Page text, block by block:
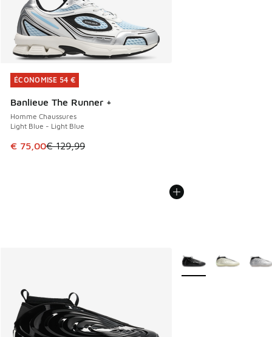
ÉCONOMISE 54 €
Banlieue The Runner +
Homme Chaussures
Light Blue - Light Blue
Cet article est en promotion. Prix en baisse de € 129,99 à
€ 75,00€ 129,99
ÉCONOMISE 54 €
Plus de couleurs